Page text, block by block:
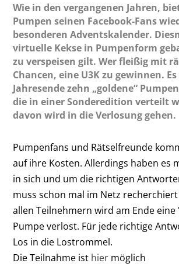
Wie in den vergangenen Jahren,
Pumpen seinen Facebook-Fans
besonderen Adventskalender.
virtuelle Kekse in Pumpenform
zu verspeisen gilt. Wer fleißig mit
Chancen, eine U3K zu gewinnen.
Jahresende zehn „goldene“
die in einer Sonderedition verteilt
davon wird in die Verlosung gehen.
Pumpenfans und Rätselfreunde
auf ihre Kosten. Allerdings haben es
in sich und um die richtigen
muss schon mal im Netz
allen Teilnehmern wird am Ende eine
Pumpe verlost. Für jede richtige
Los in die Lostrommel.
Die Teilnahme ist hier möglich